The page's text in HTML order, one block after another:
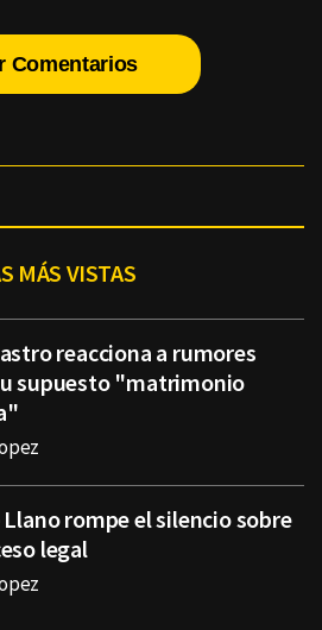
Comentarios
MÁS VISTAS
reacciona a rumores
supuesto "matrimonio
Llano rompe el silencio sobre
legal